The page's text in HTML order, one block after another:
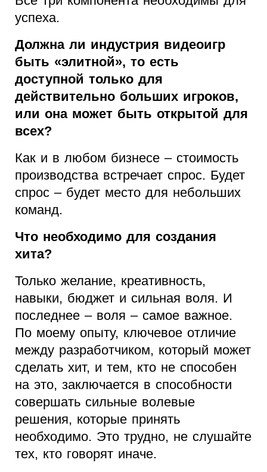
успеха.
Должна ли индустрия видеоигр
быть «элитной», то есть
доступной только для
действительно больших игроков,
или она может быть открытой для
всех?
Как и в любом бизнесе – стоимость
производства встречает спрос. Будет
спрос – будет место для небольших
команд.
Что необходимо для создания
хита?
Только желание, креативность,
навыки, бюджет и сильная воля. И
последнее – воля – самое важное.
По моему опыту, ключевое отличие
между разработчиком, который может
сделать хит, и тем, кто не способен
на это, заключается в способности
совершать сильные волевые
решения, которые принять
необходимо. Это трудно, не слушайте
тех, кто говорят иначе.